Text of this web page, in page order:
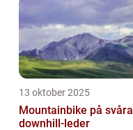
13 oktober 2025
Mountainbike på svåra
downhill-leder